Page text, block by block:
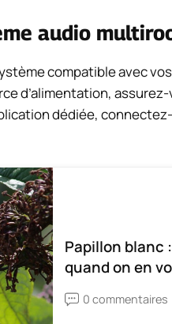
audio
compatible avec
d’alimentation,
dédiée,
Papillon blanc
quand on en
0 commentaires